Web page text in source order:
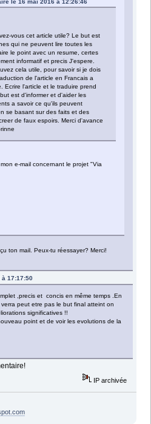
le 16 mai 2016 à 12:26:46
vous cet article utile? Le but est
qui ne peuvent lire toutes les
le point avec un resume, certes
informatif et precis J'espere.
cela utile, pour savoir si je dois
de l'article en Francais a
Ecrire l'article et le traduire prend
est d'informer et d'aider les
a savoir ce qu'ils peuvent
se basant sur des faits et des
de faux espoirs. Merci d'avance
e-mail concernant le projet "Via
ton mail. Peux-tu réessayer? Merci!
17:17:50
,precis et concis en même temps .En
peut etre pas le but final atteint on
significatives !!
point et de voir les evolutions de la
IP archivée